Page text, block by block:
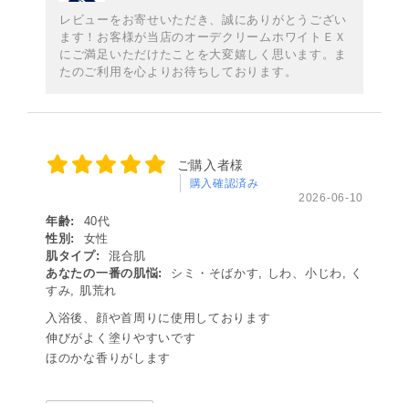
レビューをお寄せいただき、誠にありがとうござい
ます！お客様が当店のオーデクリームホワイトＥＸ
にご満足いただけたことを大変嬉しく思います。ま
たのご利用を心よりお待ちしております。
ご購入者様
購入確認済み
2026-06-10
年齢:
40代
性別:
女性
肌タイプ:
混合肌
あなたの一番の肌悩:
シミ・そばかす, しわ、小じわ, く
すみ, 肌荒れ
入浴後、顔や首周りに使用しております
伸びがよく塗りやすいです
ほのかな香りがします